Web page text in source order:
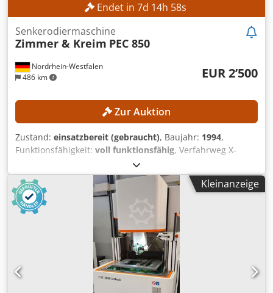
Endet in 7d 14h 56s
Nordrhein-Westfalen
486 km
Senkerodiermaschine
Zimmer & Kreim PEC 850
EUR 2’500
Zur Auktion
Zustand: einsatzbereit (gebraucht), Baujahr: 1994,
Funktionsfähigkeit: voll funktionsfähig, Verfahrweg X-
, Verfahrweg Y-Achse:
Z-Achse:415 mm, Werkstückgewicht (max.):1’000 kg,
Tischbreite:
600 mm, TECHNISCHE DETAILS Arbeitskopf
Verfahrweg X-Achse: 565 mm Verfahrweg Y-Achse: 400 mm
Verfahrweg Z-Achse: 415 mm Auflösung X-, Y- und Z-Achse:
0,001 mm Auflösung C-Achse: 0,001°
Eilganggeschwindigkeit: 800 mm/min Elektrodengewicht
ohne Rotation max.: 100 kg Elektrodengewicht mit Rotation
max.: 15 kg Arbeitstisch Tischlänge: 840 mm Tischbreite:
600 mm Dielektrikum über Tisch: 360 mm
Kleinanzeige